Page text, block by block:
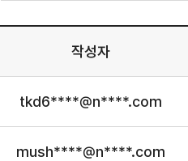
작성자
tkd6****@n****.com
mush****@n****.com